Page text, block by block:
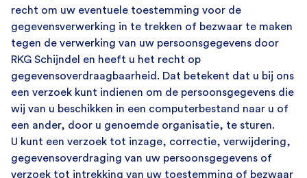
recht om uw eventuele toestemming voor de
gegevensverwerking in te trekken of bezwaar te maken
tegen de verwerking van uw persoonsgegevens door
RKG Schijndel en heeft u het recht op
gegevensoverdraagbaarheid. Dat betekent dat u bij ons
een verzoek kunt indienen om de persoonsgegevens die
wij van u beschikken in een computerbestand naar u of
een ander, door u genoemde organisatie, te sturen.
U kunt een verzoek tot inzage, correctie, verwijdering,
gegevensoverdraging van uw persoonsgegevens of
verzoek tot intrekking van uw toestemming of bezwaar